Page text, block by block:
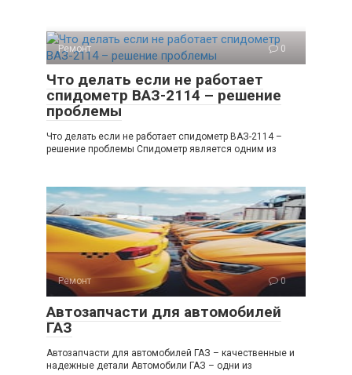
Ремонт 0
Что делать если не работает
спидометр ВАЗ-2114 – решение
проблемы
Что делать если не работает спидометр ВАЗ-2114 –
решение проблемы Спидометр является одним из
Ремонт 0
Автозапчасти для автомобилей
ГАЗ
Автозапчасти для автомобилей ГАЗ – качественные и
надежные детали Автомобили ГАЗ – одни из